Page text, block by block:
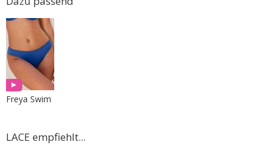
Freya Swim
LACE empfiehlt...